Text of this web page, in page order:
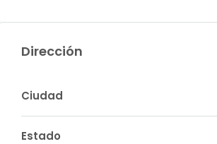
Dirección
Ciudad
Estado